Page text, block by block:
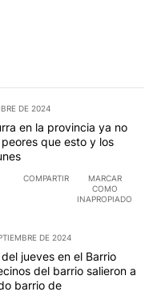
DE 2024
en la provincia ya no
que esto y los
COMPARTIR
MARCAR
COMO
INAPROPIADO
DE 2024
jueves en el Barrio
del barrio salieron a
barrio de